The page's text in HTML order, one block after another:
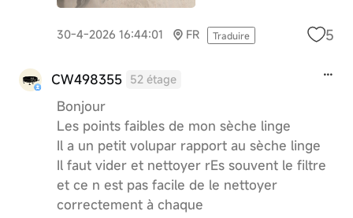
30-4-2026 16:44:01 FR Traduire 5
CW498355 52 étage
Bonjour
Les points faibles de mon sèche linge
Il a un petit volupar rapport au sèche linge
Il faut vider et nettoyer rEs souvent le filtre
et ce n est pas facile de le nettoyer
correctement à chaque